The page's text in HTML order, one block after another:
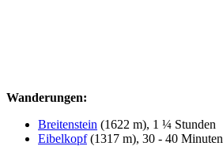
Wanderungen:
Breitenstein (1622 m), 1 ¼ Stunden
Eibelkopf(1317 m), 30 - 40 Minuten